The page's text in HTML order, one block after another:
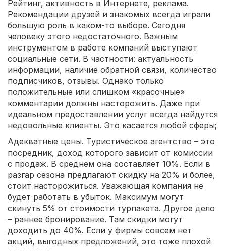
Рейтинг, активность в Интернете, реклама.
Рекомендации друзей и знакомых всегда играли
большую роль в каком-то выборе. Сегодня
человеку этого недостаточного. Важным
инструментом в работе компаний выступают
социальные сети. В частности: актуальность
информации, наличие обратной связи, количество
подписчиков, отзывы. Однако только
положительные или слишком «красочные»
комментарии должны насторожить. Даже при
идеальном предоставлении услуг всегда найдутся
недовольные клиенты. Это касается любой сферы;
Адекватные цены. Туристическое агентство – это
посредник, доход которого зависит от комиссии
с продаж. В среднем она составляет 10%. Если в
разгар сезона предлагают скидку на 20% и более,
стоит насторожиться. Уважающая компания не
будет работать в убыток. Максимум могут
скинуть 5% от стоимости турпакета. Другое дело
– раннее бронирование. Там скидки могут
доходить до 40%. Если у фирмы совсем нет
акций, выгодных предложений, это тоже плохой